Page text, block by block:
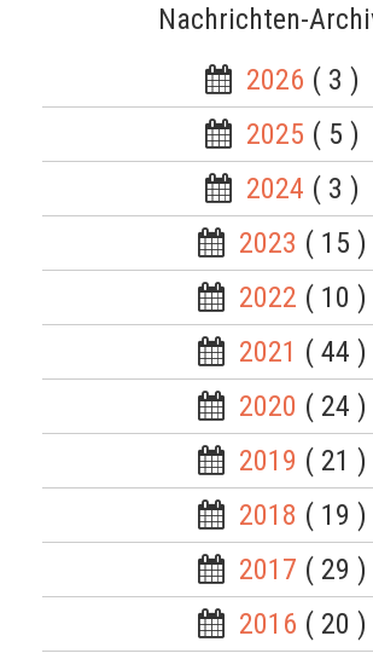
Nachrichten-
2026 ( 3 )
2025 ( 5 )
2024 ( 3 )
2023 ( 15 )
2022 ( 10 )
2021 ( 44 )
2020 ( 24 )
2019 ( 21 )
2018 ( 19 )
2017 ( 29 )
2016 ( 20 )